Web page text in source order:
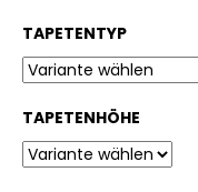
TAPETENTYP
TAPETENHÖHE